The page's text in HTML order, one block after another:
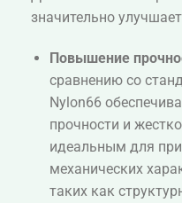
значительно
Повышение
сравнению со
Nylon66
прочности и
идеальным для
механических
таких как